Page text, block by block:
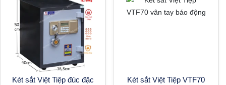
Két sắt Việt Tiệp đúc đặc
Két sắt Việt Tiệp VTF70